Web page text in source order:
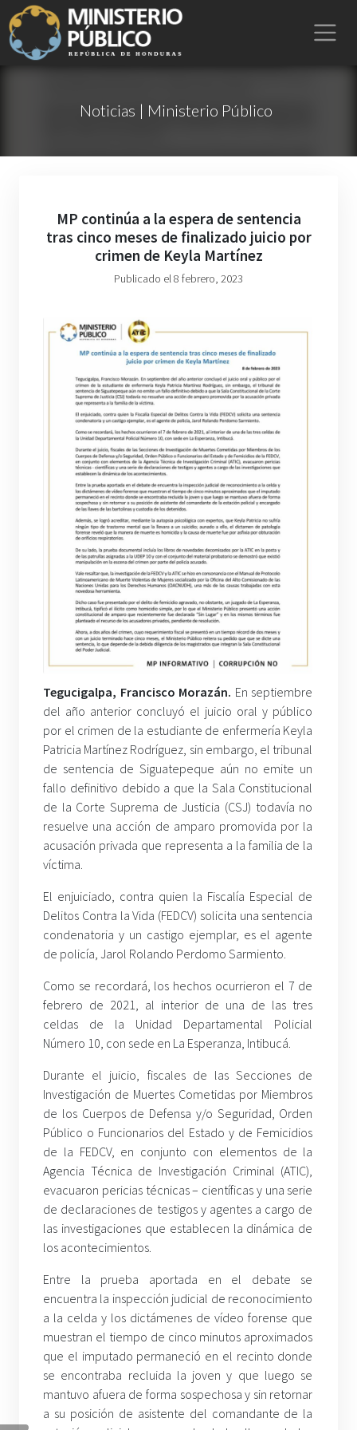
Noticias | Ministerio Público
MP continúa a la espera de sentencia
tras cinco meses de finalizado juicio por
crimen de Keyla Martínez
Publicado el 8 febrero, 2023
Tegucigalpa, Francisco Morazán. En septiembre
del año anterior concluyó el juicio oral y público
por el crimen de la estudiante de enfermería Keyla
Patricia Martínez Rodríguez, sin embargo, el tribunal
de sentencia de Siguatepeque aún no emite un
fallo definitivo debido a que la Sala Constitucional
de la Corte Suprema de Justicia (CSJ) todavía no
resuelve una acción de amparo promovida por la
acusación privada que representa a la familia de la
víctima.
El enjuiciado, contra quien la Fiscalía Especial de
Delitos Contra la Vida (FEDCV) solicita una sentencia
condenatoria y un castigo ejemplar, es el agente
de policía, Jarol Rolando Perdomo Sarmiento.
Como se recordará, los hechos ocurrieron el 7 de
febrero de 2021, al interior de una de las tres
celdas de la Unidad Departamental Policial
Número 10, con sede en La Esperanza, Intibucá.
Durante el juicio, fiscales de las Secciones de
Investigación de Muertes Cometidas por Miembros
de los Cuerpos de Defensa y/o Seguridad, Orden
Público o Funcionarios del Estado y de Femicidios
de la FEDCV, en conjunto con elementos de la
Agencia Técnica de Investigación Criminal (ATIC),
evacuaron pericias técnicas – científicas y una serie
de declaraciones de testigos y agentes a cargo de
las investigaciones que establecen la dinámica de
los acontecimientos.
Entre la prueba aportada en el debate se
encuentra la inspección judicial de reconocimiento
a la celda y los dictámenes de vídeo forense que
muestran el tiempo de cinco minutos aproximados
que el imputado permaneció en el recinto donde
se encontraba recluida la joven y que luego se
mantuvo afuera de forma sospechosa y sin retornar
a su posición de asistente del comandante de la